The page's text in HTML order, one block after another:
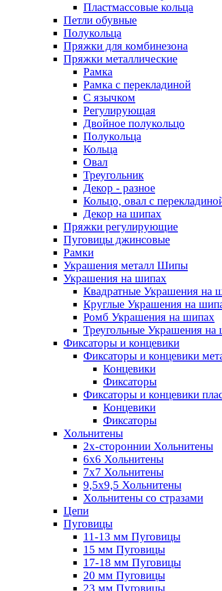
Пластмассовые кольца
Петли обувные
Полукольца
Пряжки для комбинезона
Пряжки металлические
Рамка
Рамка с перекладиной
С язычком
Регулирующая
Двойное полукольцо
Полукольца
Кольца
Овал
Треугольник
Декор - разное
Кольцо, овал с
Декор на шипах
Пряжки регулирующие
Пуговицы джинсовые
Рамки
Украшения металл Шипы
Украшения на шипах
Квадратные Украшения на
Круглые Украшения на
Ромб Украшения на шипах
Треугольные Украшения на
Фиксаторы и концевики
Фиксаторы и концевики
Концевики
Фиксаторы
Фиксаторы и концевики
Концевики
Фиксаторы
Хольнитены
2х-стороннии Хольнитены
6х6 Хольнитены
7х7 Хольнитены
9,5х9,5 Хольнитены
Хольнитены со стразами
Цепи
Пуговицы
11-13 мм Пуговицы
15 мм Пуговицы
17-18 мм Пуговицы
20 мм Пуговицы
23 мм Пуговицы